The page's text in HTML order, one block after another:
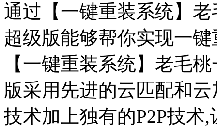
通过【一键重装系统】
超级版能够帮你实现一
【一键重装系统】老毛
版采用先进的云匹配和
技术加上独有的P2P技术